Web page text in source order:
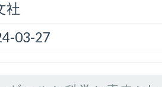
社
03-27